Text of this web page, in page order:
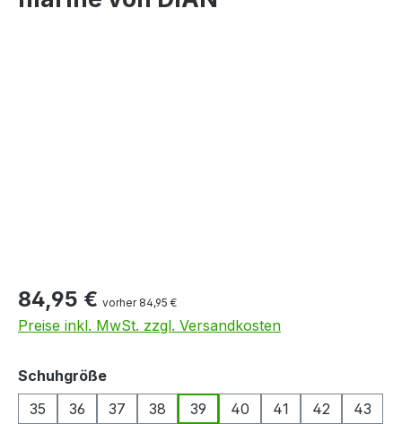
84,95 € vorher 84,95 €
Preise inkl. MwSt. zzgl. Versandkosten
Schuhgrößeauswählen
35
36 37 38 39 40 41 42
43